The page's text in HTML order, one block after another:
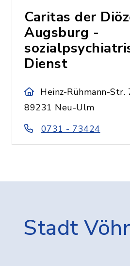
Caritas der
Augsburg -
Dienst
Heinz-Rühmann-Str.
89231 Neu-Ulm
0731 - 73424
Stadt